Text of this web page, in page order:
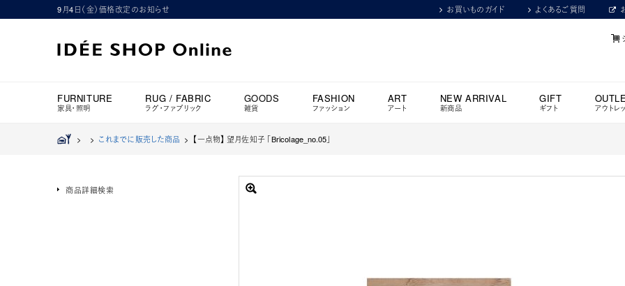
9月4日（金）価格改定のお知らせ お買いものガイド よくあるご質問
FURNITURE
家具・照明
RUG / FABRIC
ラグ・ファブリック
GOODS
雑貨
FASHION
ファッション
ART
アート
NEW ARRIVAL
新商品
GIFT
ギフト アウトレ
> > これまでに販売した商品 > 【一点物】 望月佐知子 「Bricolage_no.05」
商品詳細検索